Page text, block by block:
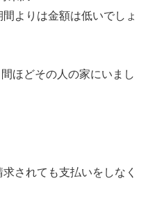
よりは金額は低いでしょ
ほどその人の家にいまし
されても支払いをしなく